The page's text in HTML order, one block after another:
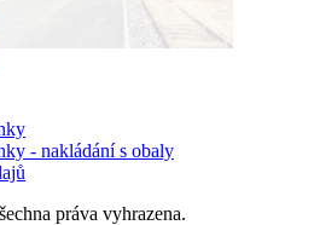
- nakládání s obaly
práva vyhrazena.